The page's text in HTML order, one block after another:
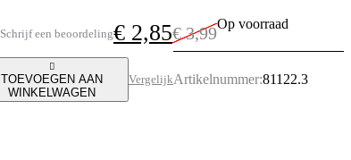
Schrijf een beoordeling €3,99
Oorspronkelijke
prijs
was:
€ 2,85
Huidige
prijs
is:
Op voorraad
TOEVOEGEN AAN
WINKELWAGEN
VergelijkArtikelnummer:81122.3